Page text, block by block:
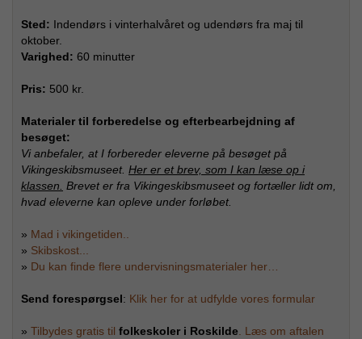
Sted: Indendørs i vinterhalvåret og udendørs fra maj til
oktober.
Varighed: 60 minutter
Pris: 500 kr.
Materialer til forberedelse og efterbearbejdning af
besøget:
Vi anbefaler, at I forbereder eleverne på besøget på
Vikingeskibsmuseet. Her er et brev, som I kan læse op i
klassen. Brevet er fra Vikingeskibsmuseet og fortæller lidt om,
hvad eleverne kan opleve under forløbet.
» Mad i vikingetiden..
» Skibskost...
» Du kan finde flere undervisningsmaterialer her…
Send forespørgsel: Klik her for at udfylde vores formular
» Tilbydes gratis til folkeskoler i Roskilde . Læs om aftalen